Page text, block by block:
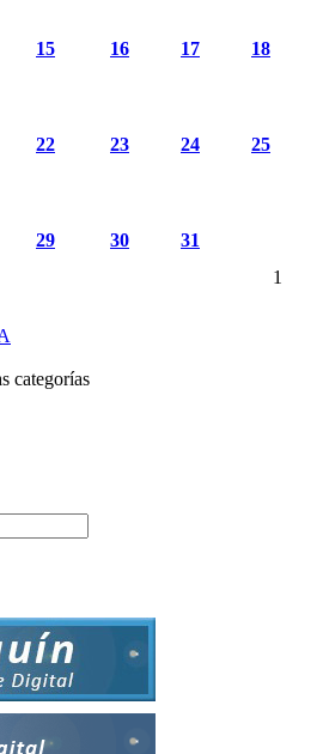
15 16 17 18
22 23 24 25
29 30
31
1
categorías